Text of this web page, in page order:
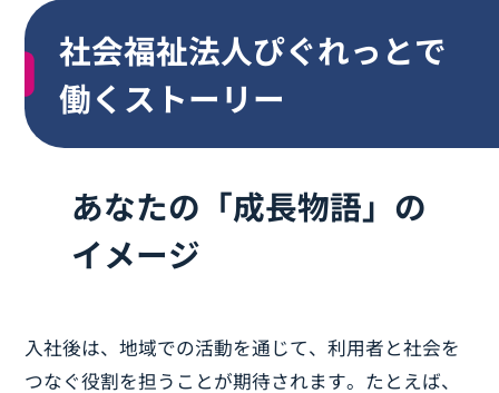
社会福祉法人ぴぐれっとで
働くストーリー
あなたの「成長物語」の
イメージ
入社後は、地域での活動を通じて、利用者と社会を
つなぐ役割を担うことが期待されます。たとえば、